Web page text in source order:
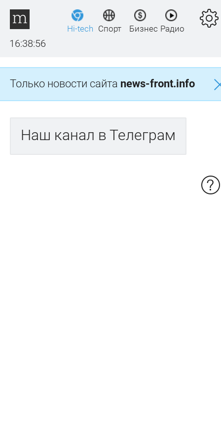
16:38:56
Hi-tech Спорт Бизнес Радио
Только новости сайта news-front.info
Наш канал в Телеграм